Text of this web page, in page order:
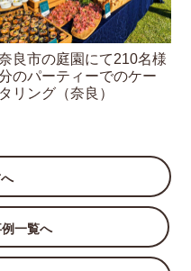
良市の庭園にて210名様
のパーティーでのケー
タリング（奈良）
一覧へ